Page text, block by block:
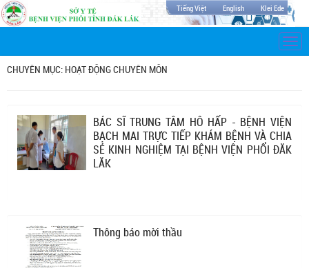
Tiếng Việt English Klei Ede
CHUYÊN MỤC: HOẠT ĐỘNG CHUYÊN MÔN
BÁC SĨ TRUNG TÂM HÔ HẤP - BỆNH VIỆN
BẠCH MAI TRỰC TIẾP KHÁM BỆNH VÀ CHIA
SẺ KINH NGHIỆM TẠI BỆNH VIỆN PHỔI ĐĂK
LĂK
Thông báo mời thầu